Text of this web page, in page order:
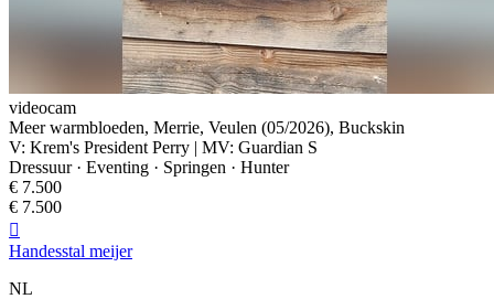
videocam
Meer warmbloeden, Merrie, Veulen (05/2026), Buckskin
V: Krem's President Perry | MV: Guardian S
Dressuur · Eventing · Springen · Hunter
€ 7.500
€ 7.500

Handesstal meijer
NL